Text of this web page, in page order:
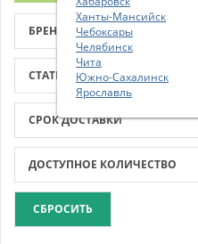
БРЕНД
СТАТИСТИКА
СРОК ДОСТАВКИ
ДОСТУПНОЕ КОЛИЧЕСТВО
СБРОСИТЬ
Ханты-Мансийск
Чебоксары
Челябинск
Чита
Южно-Сахалинск
Ярославль